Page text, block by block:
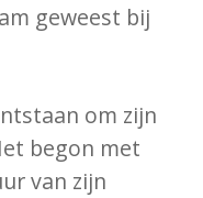
geweest bij
om zijn
begon met
van zijn